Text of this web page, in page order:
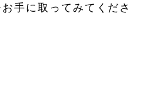
手に取ってみてくださ